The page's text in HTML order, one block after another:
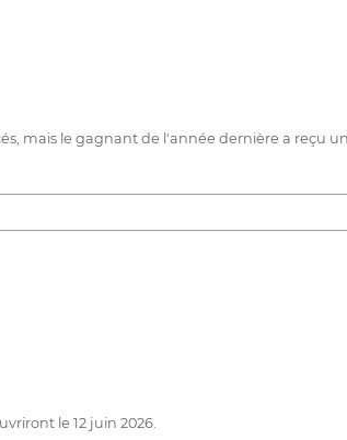
mais le gagnant de l'année dernière a reçu
le 12 juin 2026.